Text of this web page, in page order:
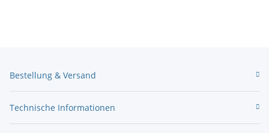
Bestellung & Versand
Technische Informationen